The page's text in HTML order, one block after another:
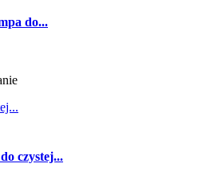
do...
czystej...